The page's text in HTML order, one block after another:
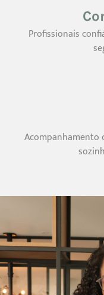
Profissionais
Acompanhamento